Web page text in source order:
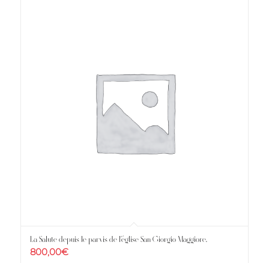
La Salute depuis le parvis de l’église San Giorgio Maggiore.
800,00€